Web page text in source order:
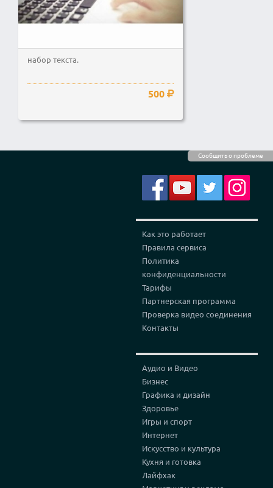
Сообщить о проблеме
набор текста.
500
Как это работает
Правила сервиса
Политика
конфиденциальности
Тарифы
Партнерская программа
Проверка видео соединения
Контакты
Аудио и Видео
Бизнес
Графика и дизайн
Здоровье
Игры и спорт
Интернет
Искусство и культура
Кухня и готовка
Лайфхак